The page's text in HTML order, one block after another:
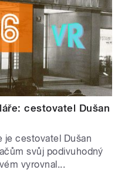
cestovatel Dušan
je cestovatel Dušan
svůj podivuhodný
vyrovnal...